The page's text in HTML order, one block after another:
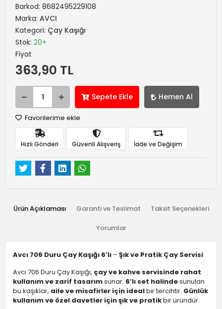
Barkod: 8682495229108
Marka: AVCI
Kategori: Çay Kaşığı
Stok: 20+
Fiyat
363,90 TL
Sepete Ekle Hemen Al
Favorilerime ekle
Hızlı Gönderi Güvenli Alışveriş İade ve Değişim
Ürün Açıklaması Garanti ve Teslimat Taksit Seçenekleri
Yorumlar
Avcı 706 Duru Çay Kaşığı 6’lı – Şık ve Pratik Çay Servisi
Avcı 706 Duru Çay Kaşığı, çay ve kahve servisinde rahat
kullanım ve zarif tasarımsunar. 6’lı set halindesunulan
bu kaşıklar, aile ve misafirler için idealbir tercihtir. Günlük
kullanım ve özel davetler için şık ve pratikbir üründür.